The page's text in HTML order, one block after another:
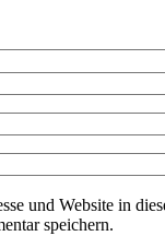
und Website in
speichern.